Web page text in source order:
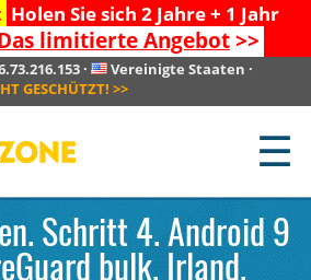
Holen Sie sich 2 Jahre + 1 Jahr
limitierte Angebot>>
· Vereinigte Staaten ·
GESCHÜTZT! >>
☰
Schritt 4. Android 9
bulk. Irland.